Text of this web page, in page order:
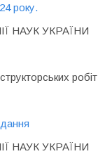
року.
НАУК УКРАЇНИ
робіт
НАУК УКРАЇНИ